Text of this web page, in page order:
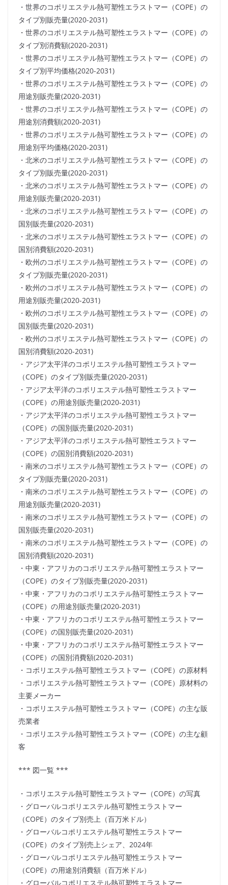
・世界のコポリエステル熱可塑性エラストマー（COPE）の
タイプ別販売量(2020-2031)
・世界のコポリエステル熱可塑性エラストマー（COPE）の
タイプ別消費額(2020-2031)
・世界のコポリエステル熱可塑性エラストマー（COPE）の
タイプ別平均価格(2020-2031)
・世界のコポリエステル熱可塑性エラストマー（COPE）の
用途別販売量(2020-2031)
・世界のコポリエステル熱可塑性エラストマー（COPE）の
用途別消費額(2020-2031)
・世界のコポリエステル熱可塑性エラストマー（COPE）の
用途別平均価格(2020-2031)
・北米のコポリエステル熱可塑性エラストマー（COPE）の
タイプ別販売量(2020-2031)
・北米のコポリエステル熱可塑性エラストマー（COPE）の
用途別販売量(2020-2031)
・北米のコポリエステル熱可塑性エラストマー（COPE）の
国別販売量(2020-2031)
・北米のコポリエステル熱可塑性エラストマー（COPE）の
国別消費額(2020-2031)
・欧州のコポリエステル熱可塑性エラストマー（COPE）の
タイプ別販売量(2020-2031)
・欧州のコポリエステル熱可塑性エラストマー（COPE）の
用途別販売量(2020-2031)
・欧州のコポリエステル熱可塑性エラストマー（COPE）の
国別販売量(2020-2031)
・欧州のコポリエステル熱可塑性エラストマー（COPE）の
国別消費額(2020-2031)
・アジア太平洋のコポリエステル熱可塑性エラストマー
（COPE）のタイプ別販売量(2020-2031)
・アジア太平洋のコポリエステル熱可塑性エラストマー
（COPE）の用途別販売量(2020-2031)
・アジア太平洋のコポリエステル熱可塑性エラストマー
（COPE）の国別販売量(2020-2031)
・アジア太平洋のコポリエステル熱可塑性エラストマー
（COPE）の国別消費額(2020-2031)
・南米のコポリエステル熱可塑性エラストマー（COPE）の
タイプ別販売量(2020-2031)
・南米のコポリエステル熱可塑性エラストマー（COPE）の
用途別販売量(2020-2031)
・南米のコポリエステル熱可塑性エラストマー（COPE）の
国別販売量(2020-2031)
・南米のコポリエステル熱可塑性エラストマー（COPE）の
国別消費額(2020-2031)
・中東・アフリカのコポリエステル熱可塑性エラストマー
（COPE）のタイプ別販売量(2020-2031)
・中東・アフリカのコポリエステル熱可塑性エラストマー
（COPE）の用途別販売量(2020-2031)
・中東・アフリカのコポリエステル熱可塑性エラストマー
（COPE）の国別販売量(2020-2031)
・中東・アフリカのコポリエステル熱可塑性エラストマー
（COPE）の国別消費額(2020-2031)
・コポリエステル熱可塑性エラストマー（COPE）の原材料
・コポリエステル熱可塑性エラストマー（COPE）原材料の
主要メーカー
・コポリエステル熱可塑性エラストマー（COPE）の主な販
売業者
・コポリエステル熱可塑性エラストマー（COPE）の主な顧
客
*** 図一覧 ***
・コポリエステル熱可塑性エラストマー（COPE）の写真
・グローバルコポリエステル熱可塑性エラストマー
（COPE）のタイプ別売上（百万米ドル）
・グローバルコポリエステル熱可塑性エラストマー
（COPE）のタイプ別売上シェア、2024年
・グローバルコポリエステル熱可塑性エラストマー
（COPE）の用途別消費額（百万米ドル）
・グローバルコポリエステル熱可塑性エラストマー